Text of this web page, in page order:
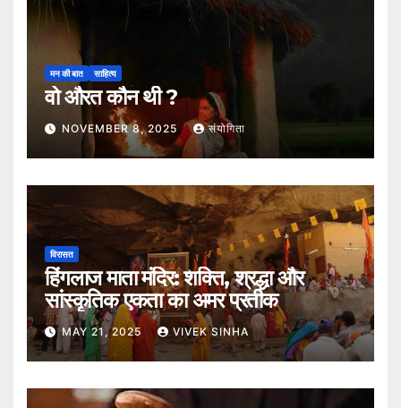
मन की बात साहित्य
वो औरत कौन थी ?
NOVEMBER 8, 2025 संयोगिता
विरासत
हिंगलाज माता मंदिर: शक्ति, श्रद्धा और
सांस्कृतिक एकता का अमर प्रतीक
MAY 21, 2025 VIVEK SINHA